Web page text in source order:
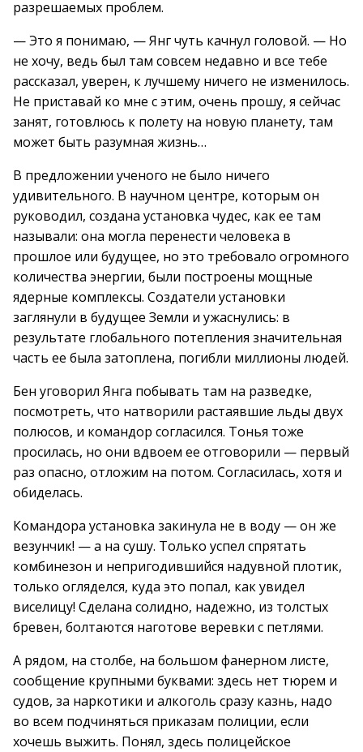
разрешаемых проблем.
— Это я понимаю, — Янг чуть качнул головой. — Но
не хочу, ведь был там совсем недавно и все тебе
рассказал, уверен, к лучшему ничего не изменилось.
Не приставай ко мне с этим, очень прошу, я сейчас
занят, готовлюсь к полету на новую планету, там
может быть разумная жизнь…
В предложении ученого не было ничего
удивительного. В научном центре, которым он
руководил, создана установка чудес, как ее там
называли: она могла перенести человека в
прошлое или будущее, но это требовало огромного
количества энергии, были построены мощные
ядерные комплексы. Создатели установки
заглянули в будущее Земли и ужаснулись: в
результате глобального потепления значительная
часть ее была затоплена, погибли миллионы людей.
Бен уговорил Янга побывать там на разведке,
посмотреть, что натворили растаявшие льды двух
полюсов, и командор согласился. Тонья тоже
просилась, но они вдвоем ее отговорили — первый
раз опасно, отложим на потом. Согласилась, хотя и
обиделась.
Командора установка закинула не в воду — он же
везунчик! — а на сушу. Только успел спрятать
комбинезон и непригодившийся надувной плотик,
только огляделся, куда это попал, как увидел
виселицу! Сделана солидно, надежно, из толстых
бревен, болтаются наготове веревки с петлями.
А рядом, на столбе, на большом фанерном листе,
сообщение крупными буквами: здесь нет тюрем и
судов, за наркотики и алкоголь сразу казнь, надо
во всем подчиняться приказам полиции, если
хочешь выжить. Понял, здесь полицейское